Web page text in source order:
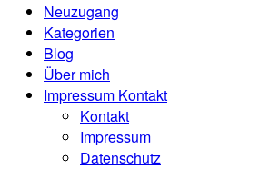
Neuzugang
Kategorien
Blog
Über mich
Impressum Kontakt
Kontakt
Impressum
Datenschutz